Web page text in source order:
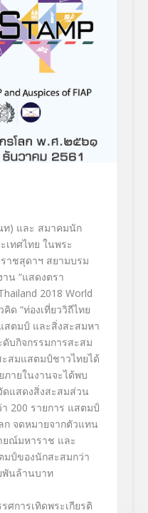
) และ สมาคมนัก
ทศไทย ในพระ
าชสุดาฯ สยามบรม
น “แสดงตรา
2018 World
ด “ท่องเที่ยววิถีไทย
สตมป์ และสิ่งสะสมหา
ดับกิจกรรมการสะสม
สมแสตมป์ชาวไทยได้
ายในงานจะได้พบ
ดแสดงสิ่งสะสมส่วน
200 รายการ แสตมป์
ก จดหมายจากตัวแทน
ยณ์มหาราช และ
มป์ของนักสะสมกว่า
พันล้านบาท
ศการเทิดพระเกียรติ